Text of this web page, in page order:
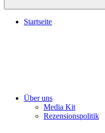
Startseite
Über uns
Media Kit
Rezensionspolitik